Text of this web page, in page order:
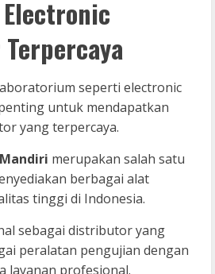
seperti electronic
untuk mendapatkan
yang terpercaya.
merupakan salah satu
berbagai alat
tinggi di Indonesia.
sebagai distributor yang
peralatan pengujian dengan
layanan profesional.